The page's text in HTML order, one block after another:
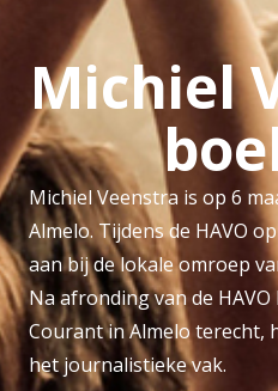
Michiel
Michiel Veenstra is op 6
Almelo. Tijdens de HAVO
aan bij de lokale omroep
Na afronding van de
Courant in Almelo terecht,
het journalistieke vak.